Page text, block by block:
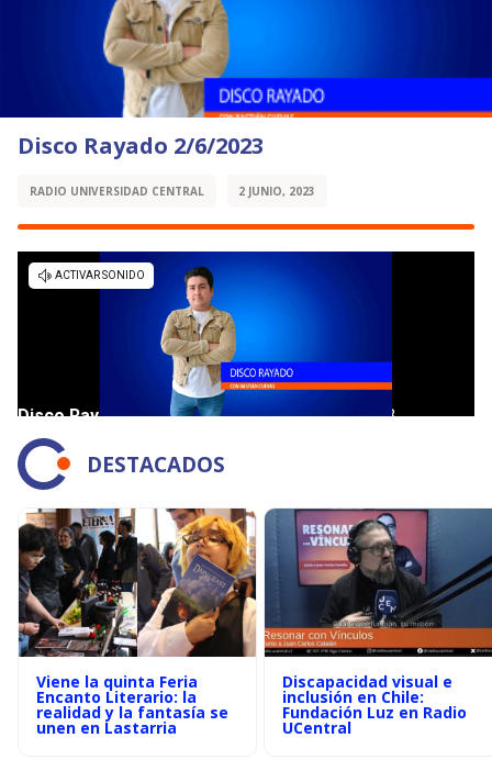
Disco Rayado 2/6/2023
RADIO UNIVERSIDAD CENTRAL 2 JUNIO, 2023
DESTACADOS
Viene la quinta Feria
Encanto Literario: la
realidad y la fantasía se
unen en Lastarria
Discapacidad visual e
inclusión en Chile:
Fundación Luz en Radio
UCentral